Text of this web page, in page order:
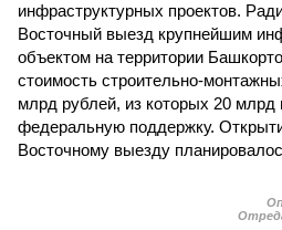
инфраструктурных проектов.
Восточный выезд крупнейшим
объектом на территории
стоимость строительно-
млрд рублей, из которых 20 млрд
федеральную поддержку.
Восточному выезду